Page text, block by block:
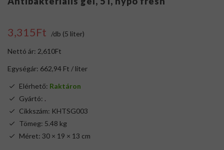
3,315Ft /db (5 liter)
Nettó ár: 2,610Ft
Egységár: 662,94 Ft / liter
Elérhető: Raktáron
Gyártó: .
Cikkszám: KHTSG003
Tömeg: 5.48 kg
Méret: 30 × 19 × 13 cm